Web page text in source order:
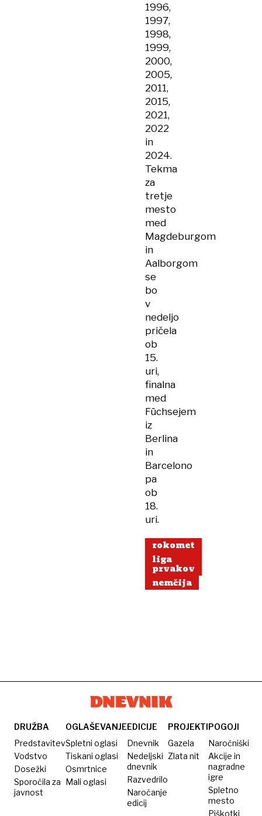
1996,
1997,
1998,
1999,
2000,
2005,
2011,
2015,
2021,
2022
in
2024.
Tekma
za
tretje
mesto
med
Magdeburgom
in
Aalborgom
se
bo
v
nedeljo
pričela
ob
15.
uri,
finalna
med
Füchsejem
iz
Berlina
in
Barcelono
pa
ob
18.
uri.
rokomet
liga
prvakov
nemčija
DRUŽBA
Predstavitev
Vodstvo
Dosežki
Sporočila za
javnost
OGLAŠEVANJE
Spletni oglasi
Tiskani oglasi
Osmrtnice
Mali oglasi
EDICIJE
Dnevnik
Nedeljski
dnevnik
Razvedrilo
Naročanje
edicij
PROJEKTI
Gazela
Zlata nit
POGOJI
Naročniški
Akcije in
nagradne
igre
Spletno
mesto
Piškotki